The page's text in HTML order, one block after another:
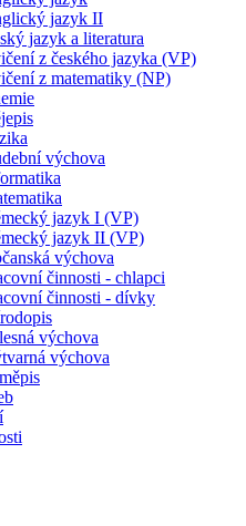
jazyk II
jazyk a literatura
z českého jazyka (VP)
z matematiky (NP)
výchova
jazyk I (VP)
jazyk II (VP)
výchova
činnosti - chlapci
činnosti - dívky
výchova
výchova